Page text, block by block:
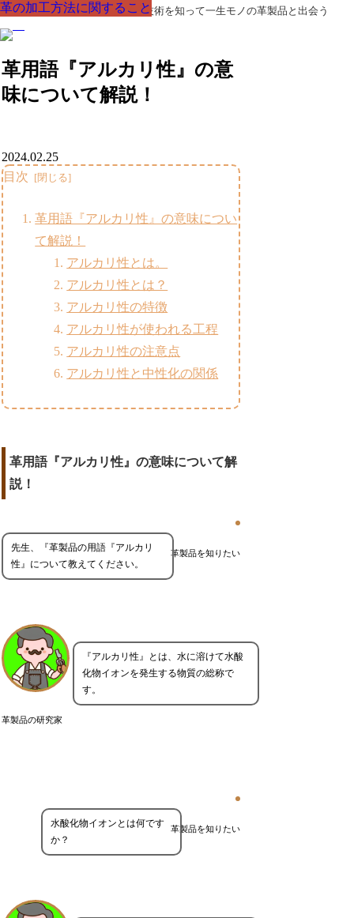
革製品の部品の呼び名・素材・技術を知って一生モノの革製品と出会う
革用語『アルカリ性』の意
味について解説！
革の加工方法に関すること
2024.02.25
目次
革用語『アルカリ性』の意味につい
て解説！
アルカリ性とは。
アルカリ性とは？
アルカリ性の特徴
アルカリ性が使われる工程
アルカリ性の注意点
アルカリ性と中性化の関係
革用語『アルカリ性』の意味について解
説！
革製品を知りたい
先生、『革製品の用語『アルカリ
性』について教えてください。
革製品の研究家
『アルカリ性』とは、水に溶けて水酸
化物イオンを発生する物質の総称で
す。
革製品を知りたい
水酸化物イオンとは何です
か？
革の加工方法に関すること
革の加工方法に関すること
革の加工方法に関すること
革の加工方法に関すること
革の加工方法に関すること
革の加工方法に関すること